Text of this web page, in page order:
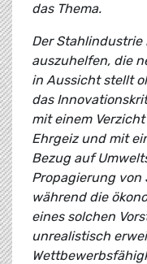
das Thema.
Der
auszuhelfen, die
in Aussicht stellt
das
mit einem
Ehrgeiz und mit
Bezug auf
Propagierung von
während die
eines solchen
unrealistisch